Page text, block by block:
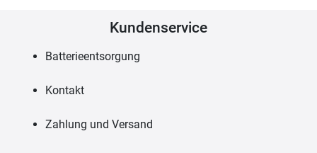
Kundenservice
Batterieentsorgung
Kontakt
Zahlung und Versand